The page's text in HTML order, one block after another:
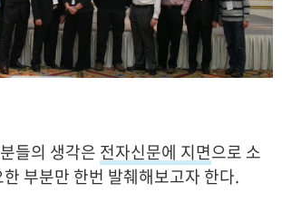
들의 생각은 전자신문에 지면으로 소
부분만 한번 발췌해보고자 한다.